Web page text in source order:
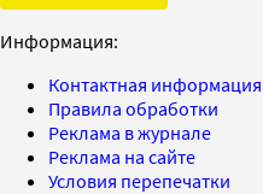
Информация:
Контактная информация
Правила обработки
Реклама в журнале
Реклама на сайте
Условия перепечатки